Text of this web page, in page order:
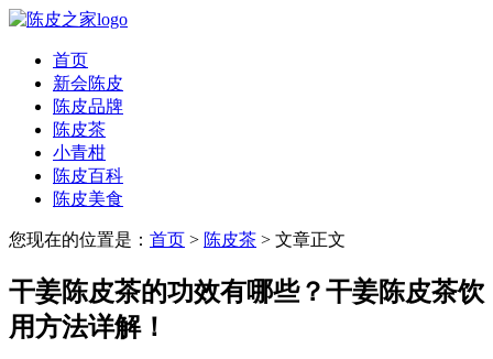
首页
新会陈皮
陈皮品牌
陈皮茶
小青柑
陈皮百科
陈皮美食
您现在的位置是： 首页 > 陈皮茶 > 文章正文
干姜陈皮茶的功效有哪些？干姜陈皮茶饮
用方法详解！